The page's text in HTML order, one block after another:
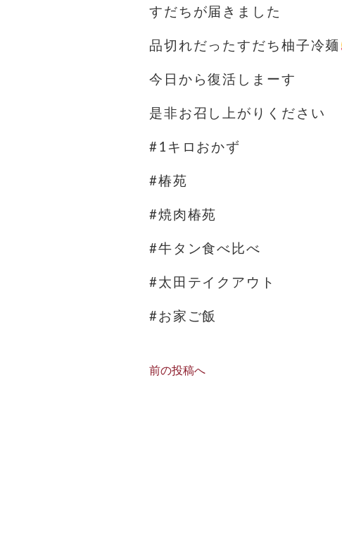
すだちが届きました
品切れだったすだち柚子冷麺
今日から復活しまーす
是非お召し上がりください
#1キロおかず
#椿苑
#焼肉椿苑
#牛タン食べ比べ
#太田テイクアウト
#お家ご飯
前の投稿へ